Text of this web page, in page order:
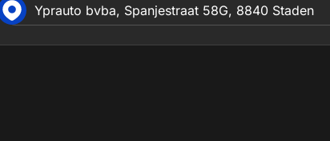
Yprauto bvba, Spanjestraat 58G, 8840 Staden